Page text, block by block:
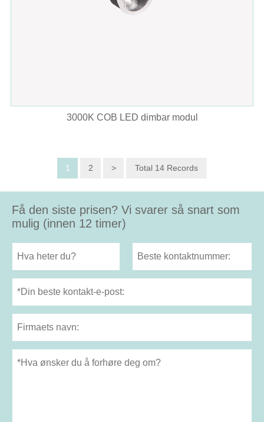
3000K COB LED dimbar modul
1 2 > Total 14 Records
Få den siste prisen? Vi svarer så snart som
mulig (innen 12 timer)